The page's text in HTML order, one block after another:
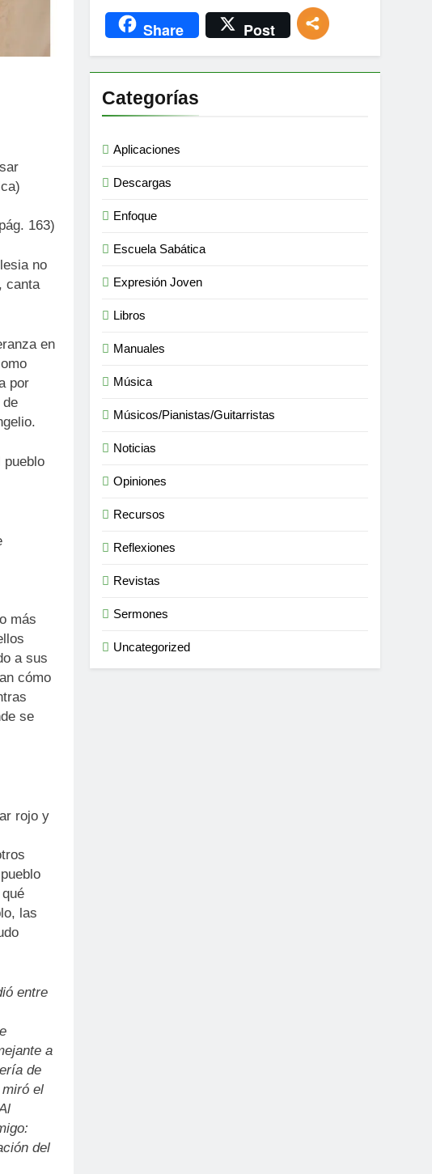
163)
no
canta
en
por
pueblo
más
a sus
cómo
se
rojo y
las
entre
a
de
el
del
Share Post
Categorías
Aplicaciones
Descargas
Enfoque
Escuela Sabática
Expresión Joven
Libros
Manuales
Música
Músicos/Pianistas/Guitarristas
Noticias
Opiniones
Recursos
Reflexiones
Revistas
Sermones
Uncategorized